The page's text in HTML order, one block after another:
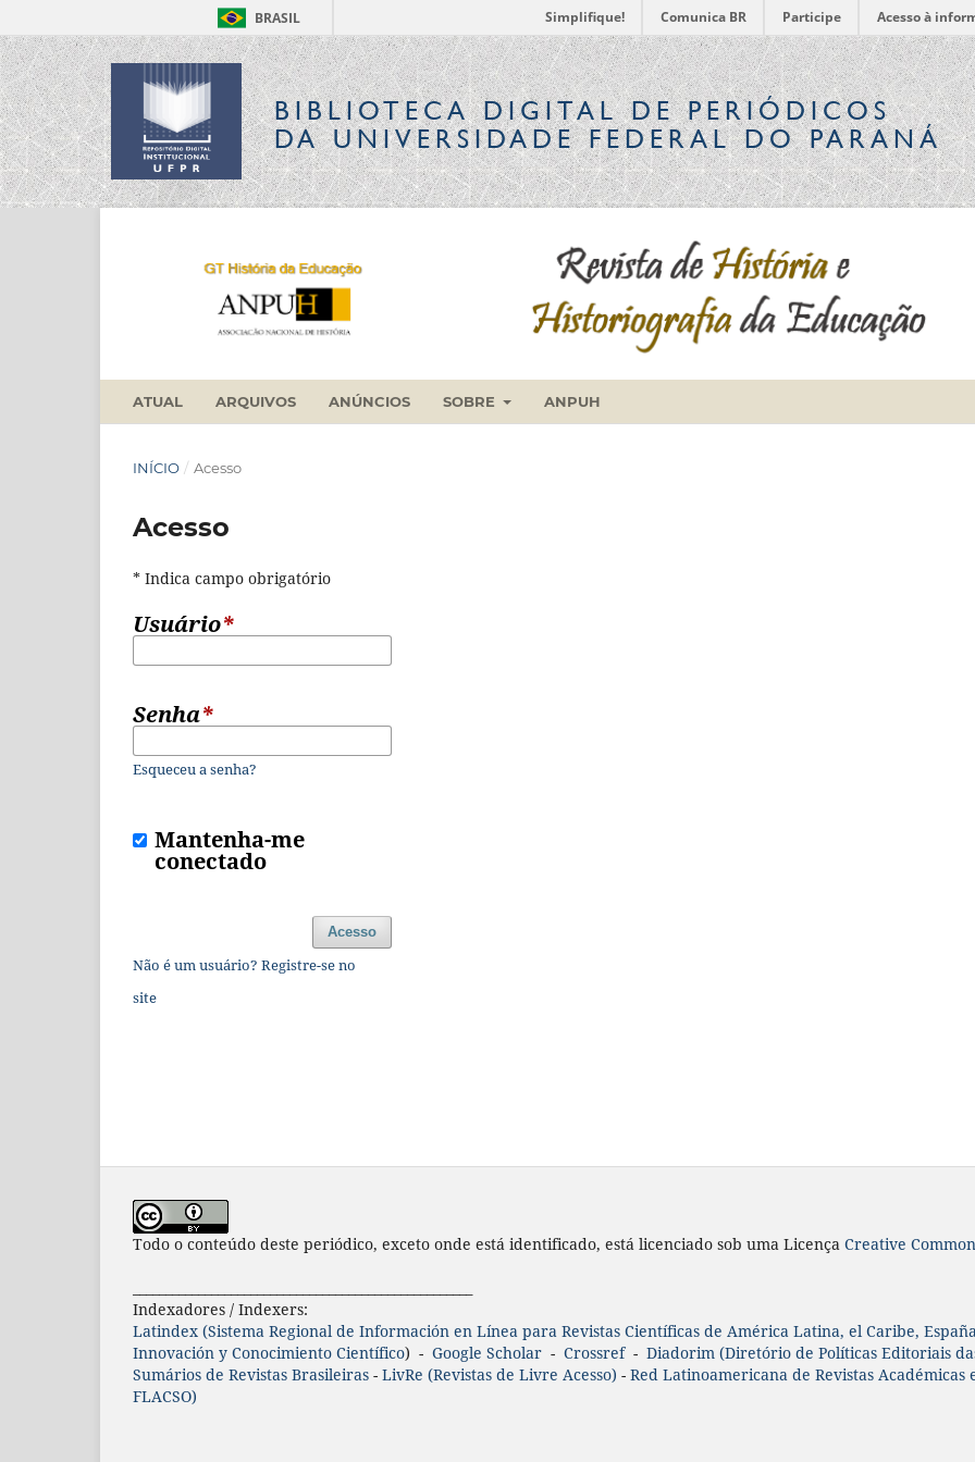
BRASIL Simplifique! Comunica BR Participe Acesso à
BIBLIOTECA DIGITALDE PERIÓDICOS
DA UNIVERSIDADE FEDERAL DO PARANÁ
ATUAL ARQUIVOS ANÚNCIOS SOBRE ANPUH
INÍCIO / Acesso
Acesso
* Indica campo obrigatório
Usuário*
Senha*
Esqueceu a senha?
Mantenha-me
conectado
Acesso
Não é um usuário? Registre-se no
site
Todo o conteúdo deste periódico, exceto onde está identificado, está licenciado sob uma Licença Creative
Indexadores / Indexers:
Latindex (Sistema Regional de Información en Línea para Revistas Científicas de América Latina, el Caribe,
Innovación y Conocimiento Científico) - Google Scholar - Crossref- Diadorim (Diretório de Políticas Editoriais
Sumários de Revistas Brasileiras - LivRe (Revistas de Livre Acesso) - Red Latinoamericana de Revistas Académicas
FLACSO)